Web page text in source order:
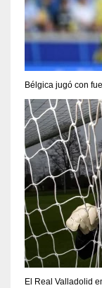
Bélgica jugó con
El Real Valladolid